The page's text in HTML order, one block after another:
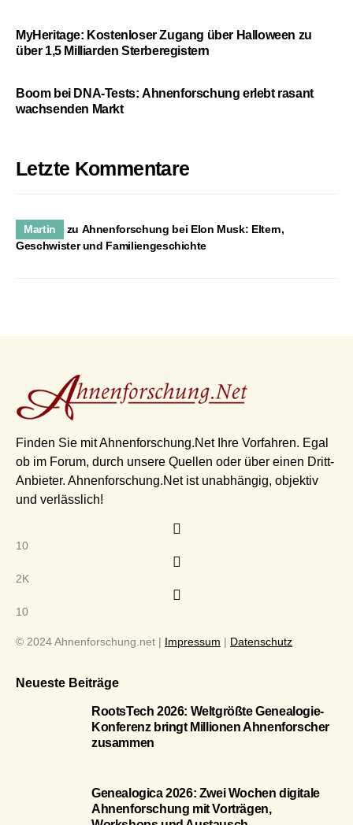
MyHeritage: Kostenloser Zugang über Halloween zu
über 1,5 Milliarden Sterberegistern
Boom bei DNA-Tests: Ahnenforschung erlebt rasant
wachsenden Markt
Letzte Kommentare
Martin zu Ahnenforschung bei Elon Musk: Eltern,
Geschwister und Familiengeschichte
Finden Sie mit Ahnenforschung.Net Ihre Vorfahren. Egal
ob im Forum, durch unsere Quellen oder über einen Dritt-
Anbieter. Ahnenforschung.Net ist unabhängig, objektiv
und verlässlich!
10
2K
10
© 2024 Ahnenforschung.net | Impressum | Datenschutz
Neueste Beiträge
RootsTech 2026: Weltgrößte Genealogie-
Konferenz bringt Millionen Ahnenforscher
zusammen
Genealogica 2026: Zwei Wochen digitale
Ahnenforschung mit Vorträgen,